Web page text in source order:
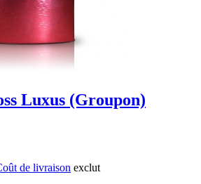
Luxus (Groupon)
de livraison exclut